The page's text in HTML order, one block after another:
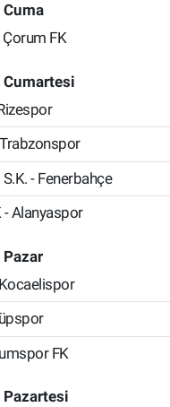
FK
- Fenerbahçe
- Alanyaspor
FK